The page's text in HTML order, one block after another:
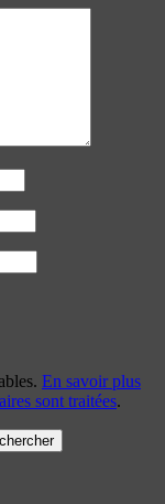
En savoir plus
sont traitées.